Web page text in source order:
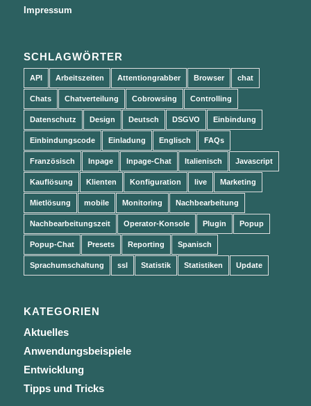
Impressum
SCHLAGWÖRTER
API Arbeitszeiten Attentiongrabber Browser chat
Chats Chatverteilung Cobrowsing Controlling
Datenschutz Design Deutsch DSGVO Einbindung
Einbindungscode Einladung Englisch FAQs
Französisch Inpage Inpage-Chat Italienisch Javascript
Kauflösung Klienten Konfiguration live Marketing
Mietlösung mobile Monitoring Nachbearbeitung
Nachbearbeitungszeit Operator-Konsole Plugin Popup
Popup-Chat Presets Reporting Spanisch
Sprachumschaltung ssl Statistik Statistiken Update
KATEGORIEN
Aktuelles
Anwendungsbeispiele
Entwicklung
Tipps und Tricks